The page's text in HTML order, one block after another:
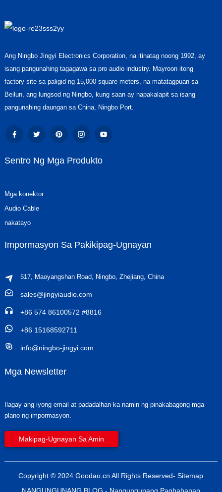
Ang Ningbo Jingyi Electronics Corporation, na itinatag noong 1992, ay
isang pangunahing tagagawa sa pro audio industry. Mayroon itong
factory site sa paligid ng 15,000 square meters, na matatagpuan sa
Beilun, ang lungsod ng Ningbo, kung saan ay napakalapit sa isang
pangunahing daungan sa China, Ningbo Port.
Sentro Ng Mga Produkto
Mga konektor
Audio Cable
nakatayo
Impormasyon Sa Pakikipag-Ugnayan
517, Maoyangshan Road, Ningbo, Zhejiang, China
sales@jingyiaudio.com
+86 574 86100572 #8816
+86 15168592711
info@ningbo-jingyi.com
Mga Newsletter
Ilagay ang iyong email at padadalhan ka namin ng pinakabagong mga
plano ng impormasyon.
Makipag-Ugnayan Sa Amin
Copyright © 2024 Goodao.cn All Rights Reserved- Sitemap